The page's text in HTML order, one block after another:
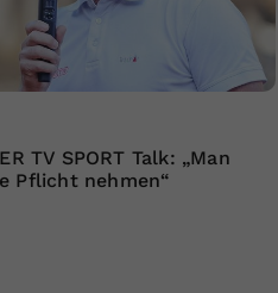
TV SPORT Talk: „Man
Pflicht nehmen“